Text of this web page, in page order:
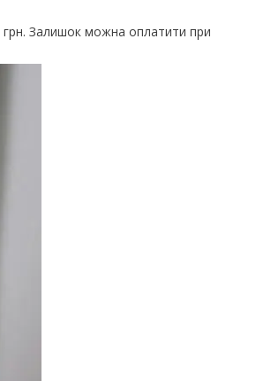
грн. Залишок можна оплатити при